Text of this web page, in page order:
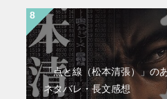
「点と線（松本清張）」の
ネタバレ・長文感想